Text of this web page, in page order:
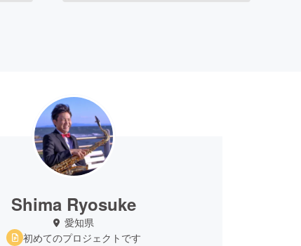
Shima Ryosuke
愛知県
初めてのプロジェクトです